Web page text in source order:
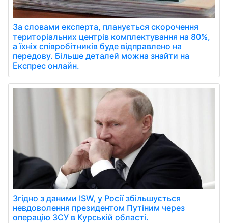
За словами експерта, планується скорочення
територіальних центрів комплектування на 80%,
а їхніх співробітників буде відправлено на
передову. Більше деталей можна знайти на
Експрес онлайн.
Згідно з даними ISW, у Росії збільшується
невдоволення президентом Путіним через
операцію ЗСУ в Курській області.